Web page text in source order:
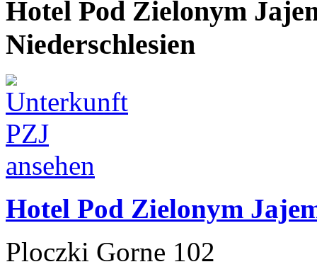
Hotel Pod Zielonym
Niederschlesien
Hotel Pod Zielonym
Ploczki Gorne 102